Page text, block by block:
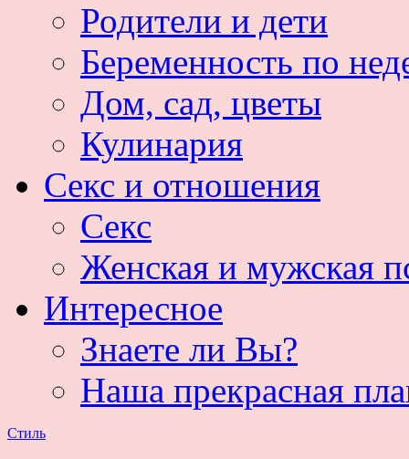
Родители и дети
Беременность по
Дом, сад, цветы
Кулинария
Секс и отношения
Секс
Женская и мужская
Интересное
Знаете ли Вы?
Наша прекрасная
Стиль